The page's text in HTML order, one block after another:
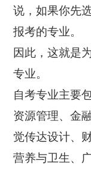
说，如果你先
报考的专业。
因此，这就是
专业。
自考专业主要
资源管理、金
觉传达设计、
营养与卫生、